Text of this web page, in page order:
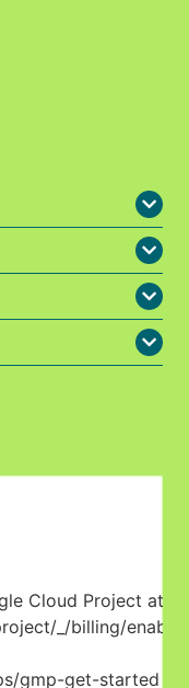
Cloud Project at
_/billing/enable
gmp-get-started